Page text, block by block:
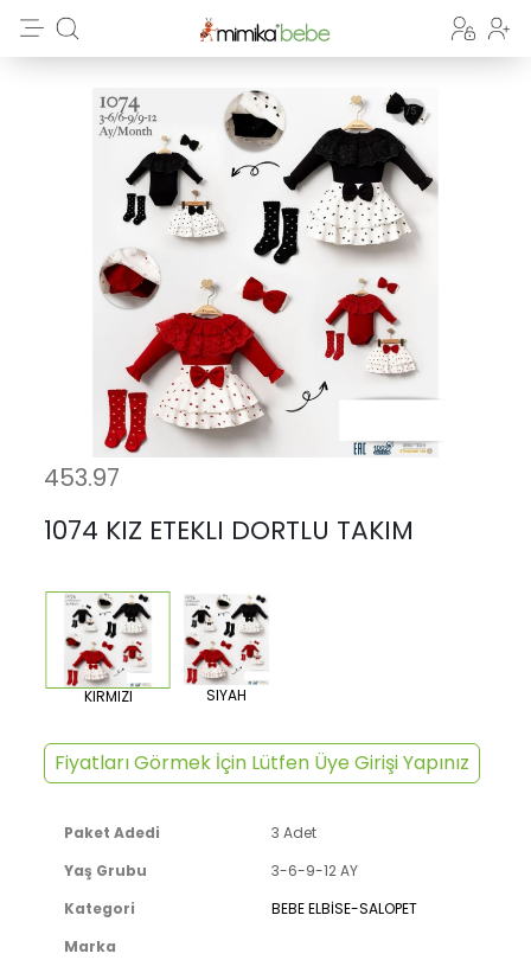
453.97
1074 KIZ ETEKLI DORTLU TAKIM
KIRMIZI SIYAH
Fiyatları Görmek İçin Lütfen Üye Girişi Yapınız
Paket Adedi
3 Adet
Yaş Grubu
3-6-9-12 AY
Kategori
BEBE ELBİSE-SALOPET
Marka